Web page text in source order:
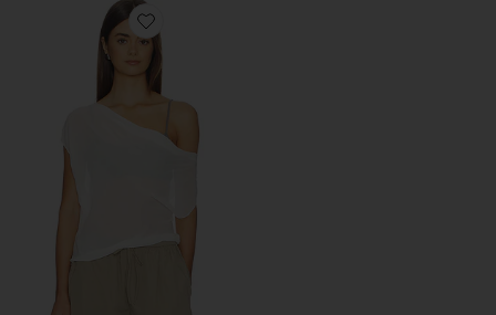
Favorite ELOISE トップ